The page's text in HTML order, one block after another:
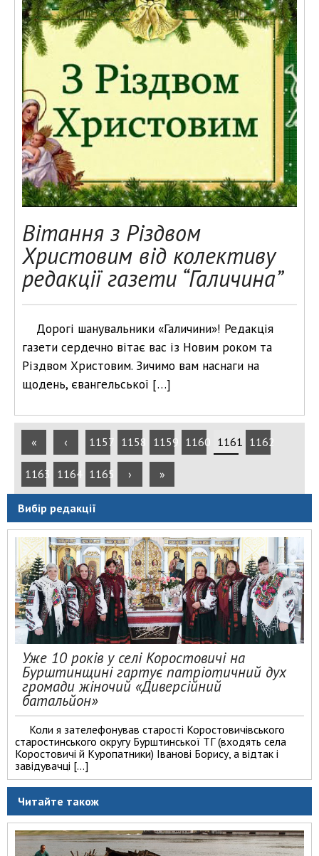
Вітання з Різдвом
Христовим від колективу
редакції газети “Галичина”
Дорогі шанувальники «Галичини»! Редакція
газети сердечно вітає вас із Новим роком та
Різдвом Христовим. Зичимо вам наснаги на
щодень, євангельської […]
« ‹ 1157 1158 1159 1160 1161 1162
1163 1164 1165 › »
Вибір редакції
Уже 10 років у селі Коростовичі на
Бурштинщині гартує патріотичний дух
громади жіночий «Диверсійний
батальйон»
Коли я зателефонував старості Коростовичівського
старостинського округу Бурштинської ТГ (входять села
Коростовичі й Куропатники) Іванові Борису, а відтак і
завідувачці […]
Читайте також